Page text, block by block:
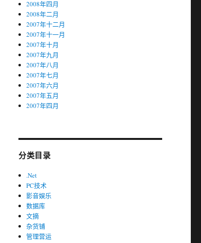
2008年四月
2008年二月
2007年十二月
2007年十一月
2007年十月
2007年九月
2007年八月
2007年七月
2007年六月
2007年五月
2007年四月
分类目录
.Net
PC技术
影音娱乐
数据库
文摘
杂货铺
管理营运